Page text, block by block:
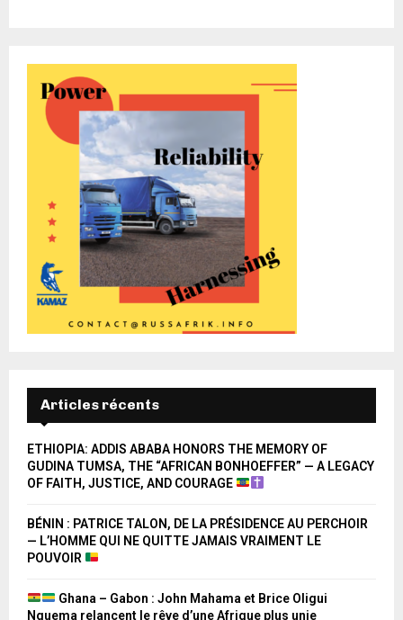
Articles récents
ETHIOPIA: ADDIS ABABA HONORS THE MEMORY OF
GUDINA TUMSA, THE “AFRICAN BONHOEFFER” — A LEGACY
OF FAITH, JUSTICE, AND COURAGE
BÉNIN : PATRICE TALON, DE LA PRÉSIDENCE AU PERCHOIR
— L’HOMME QUI NE QUITTE JAMAIS VRAIMENT LE
POUVOIR
Ghana – Gabon : John Mahama et Brice Oligui
Nguema relancent le rêve d’une Afrique plus unie